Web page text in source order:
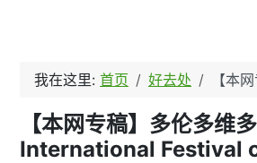
我在这里: 首页 好去处 【本
【本网专稿】多伦多
International Festival